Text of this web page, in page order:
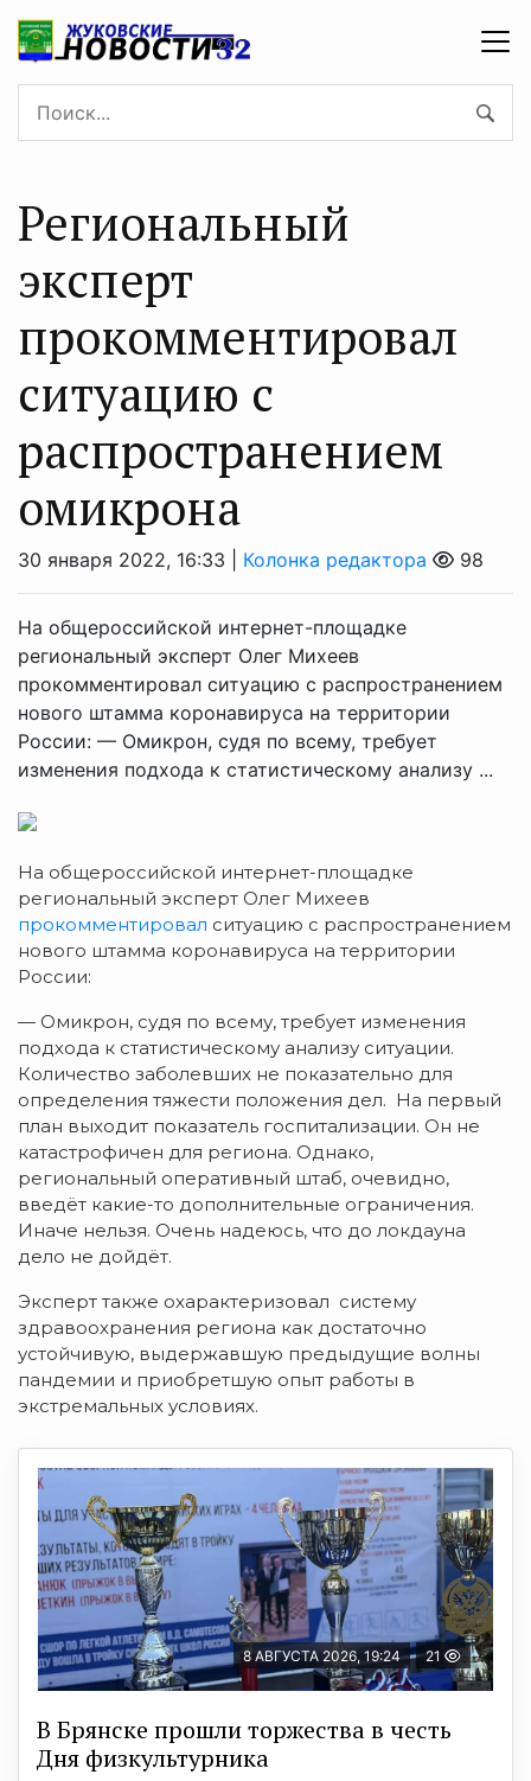
Региональный
эксперт
прокомментировал
ситуацию с
распространением
омикрона
30 января 2022, 16:33 | Колонка редактора 98
На общероссийской интернет-площадке
региональный эксперт Олег Михеев
прокомментировал ситуацию с распространением
нового штамма коронавируса на территории
России: — Омикрон, судя по всему, требует
изменения подхода к статистическому анализу ...
На общероссийской интернет-площадке
региональный эксперт Олег Михеев
прокомментировал ситуацию с распространением
нового штамма коронавируса на территории
России:
— Омикрон, судя по всему, требует изменения
подхода к статистическому анализу ситуации.
Количество заболевших не показательно для
определения тяжести положения дел. На первый
план выходит показатель госпитализации. Он не
катастрофичен для региона. Однако,
региональный оперативный штаб, очевидно,
введёт какие-то дополнительные ограничения.
Иначе нельзя. Очень надеюсь, что до локдауна
дело не дойдёт.
Эксперт также охарактеризовал систему
здравоохранения региона как достаточно
устойчивую, выдержавшую предыдущие волны
пандемии и приобретшую опыт работы в
экстремальных условиях.
8 АВГУСТА 2026, 19:24 21
В Брянске прошли торжества в честь
Дня физкультурника